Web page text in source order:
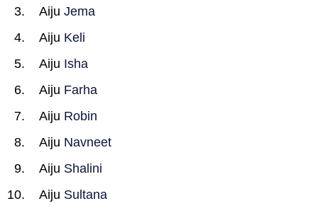
Aiju Jema
Aiju Keli
Aiju Isha
Aiju Farha
Aiju Robin
Aiju Navneet
Aiju Shalini
Aiju Sultana